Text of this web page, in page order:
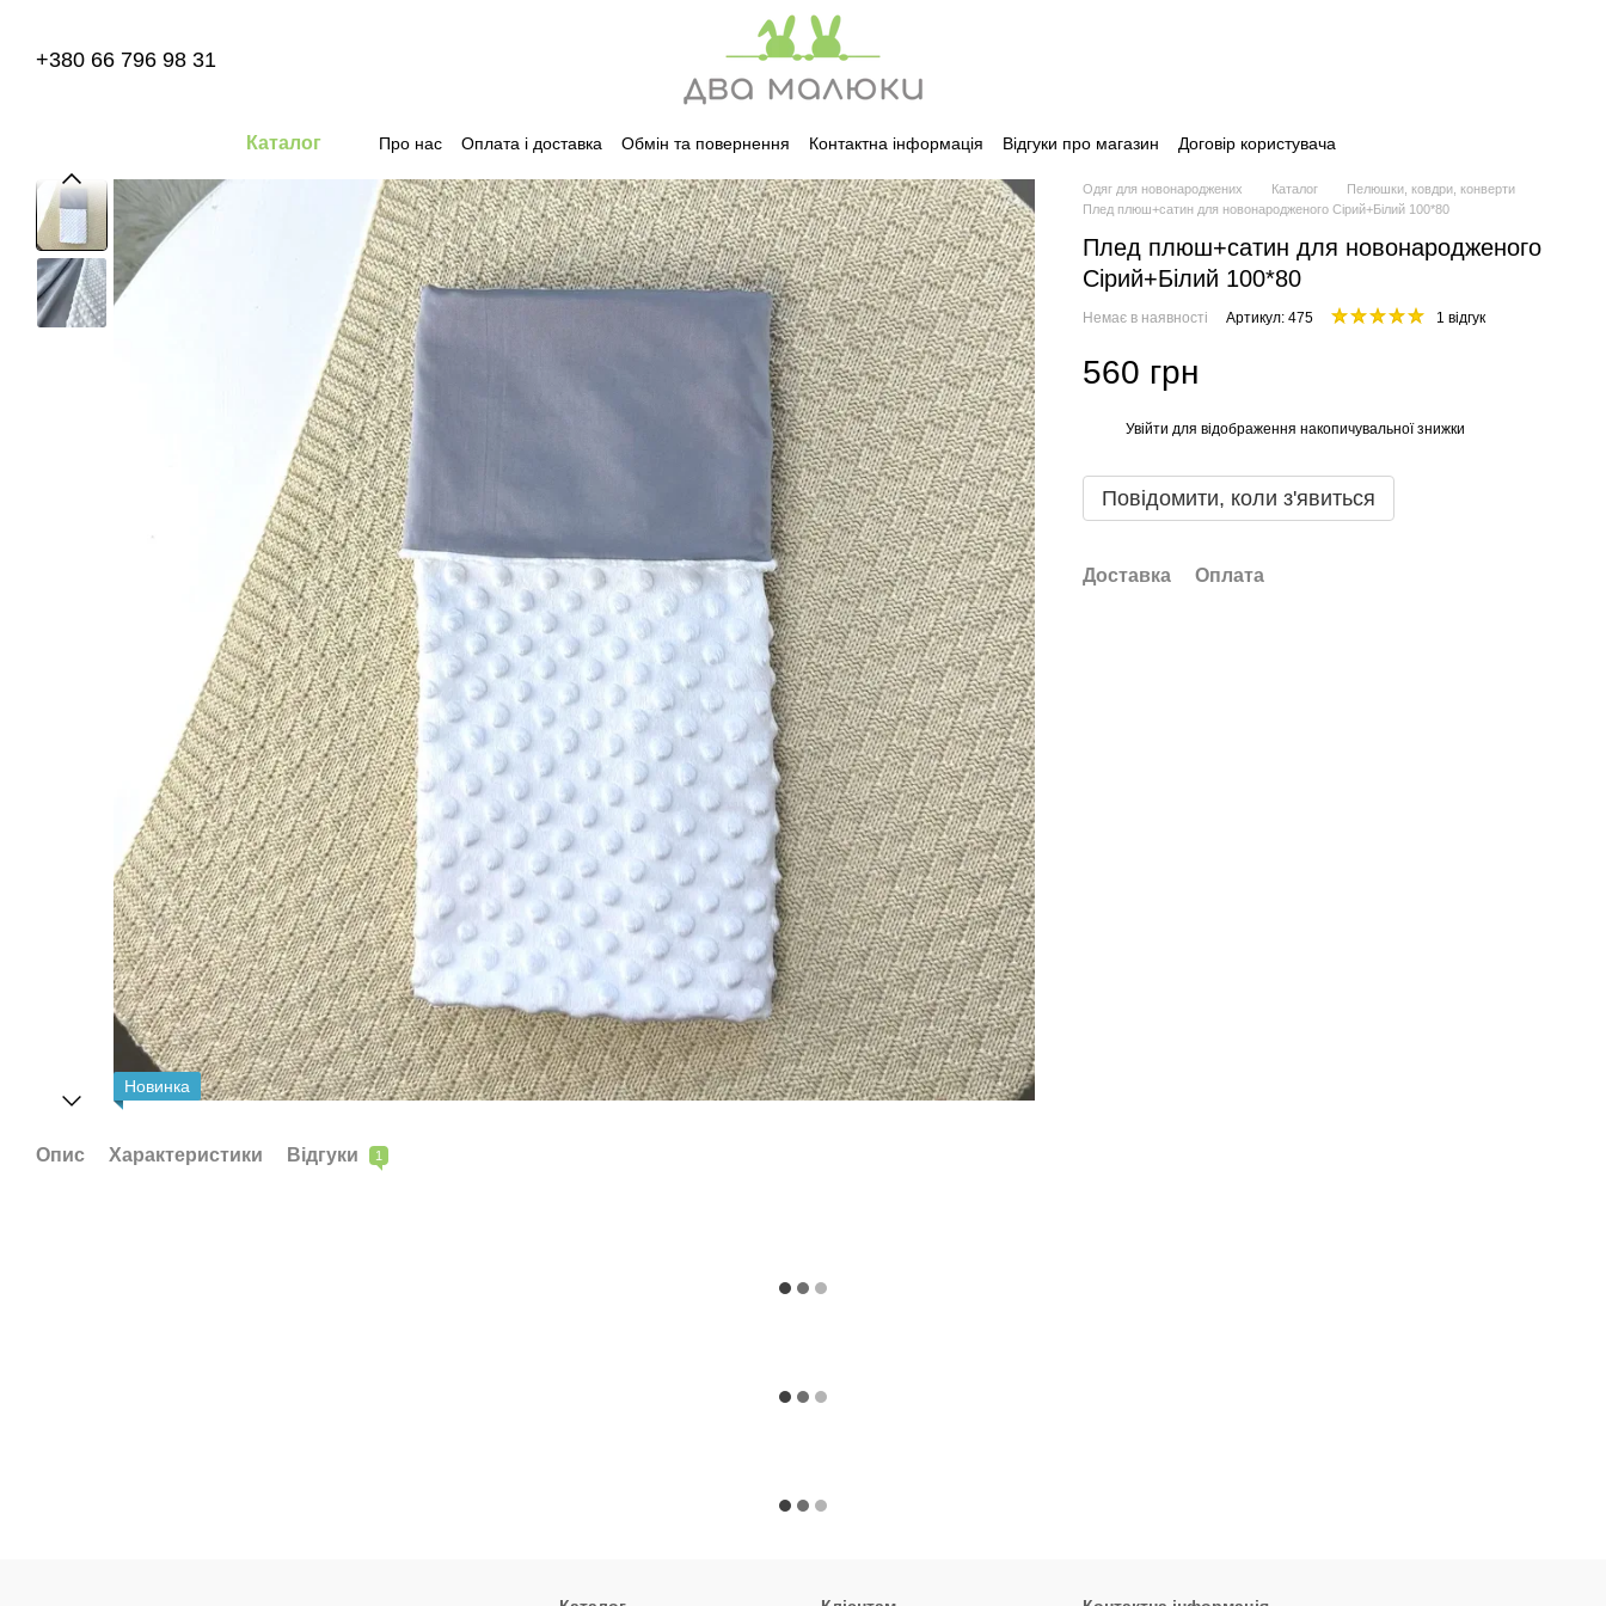
+380 66 796 98 31
Каталог Про нас Оплата і доставка Обмін та повернення Контактна інформація Відгуки про магазин Договір користувача
Новинка
Опис Характеристики Відгуки 1
Одяг для новонароджених Каталог
Пелюшки, ковдри, конверти
Плед плюш+сатин для новонародженого Сірий+Білий 100*80
Плед плюш+сатин для новонародженого
Сірий+Білий 100*80
Немає в наявності Артикул: 475 1 відгук
560 грн
Увійти для відображення накопичувальної знижки
Повідомити, коли з'явиться
Доставка Оплата